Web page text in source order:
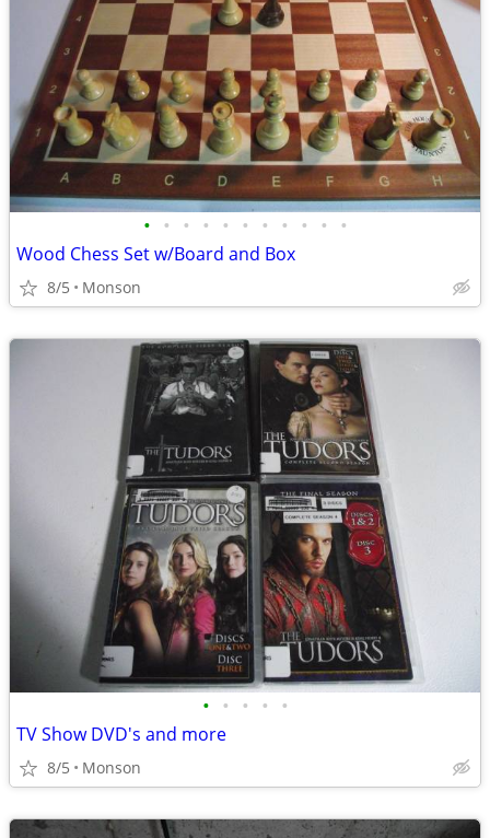
• • • • • • • • • • •
Wood Chess Set w/Board and Box
8/5 Monson
• • • • •
TV Show DVD's and more
8/5 Monson